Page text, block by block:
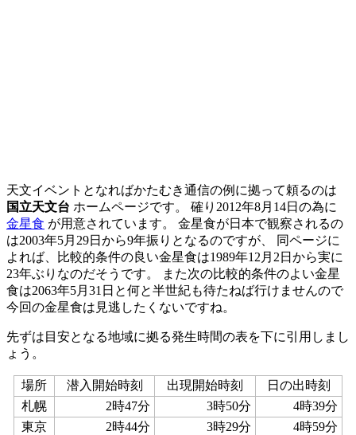
天文イベントとなればかたむき通信の例に拠って頼るのは
国立天文台 ホームページです。 確り2012年8月14日の為に
金星食 が用意されています。 金星食が日本で観察されるの
は2003年5月29日から9年振りとなるのですが、 同ページに
よれば、比較的条件の良い金星食は1989年12月2日から実に
23年ぶりなのだそうです。 また次の比較的条件のよい金星
食は2063年5月31日と何と半世紀も待たねば行けませんので
今回の金星食は見逃したくないですね。
先ずは目安となる地域に拠る発生時間の表を下に引用しまし
ょう。
場所 潜入開始時刻 出現開始時刻
日の出時刻
札幌
2時47分 3時50分
4時39分
東京
2時44分 3時29分
4時59分